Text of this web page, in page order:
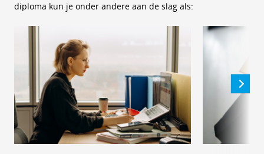
diploma kun je onder andere aan de slag als: